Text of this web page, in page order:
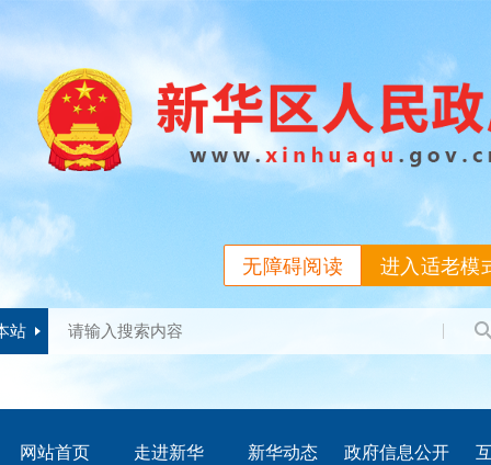
进入适老模
无障碍阅读
站
网站首页 走进新华 新华动态 政府信息公开